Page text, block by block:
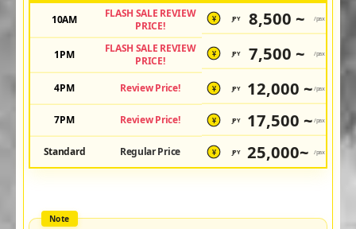
10AM
FLASH SALE REVIEW
PRICE!
¥ JPY 8,500 ~ /pax
1PM
FLASH SALE REVIEW
PRICE!
¥ JPY 7,500 ~ /pax
4PM Review Price! ¥ JPY 12,000 ~ /pax
7PM Review Price! ¥ JPY 17,500 ~ /pax
Standard Regular Price ¥ JPY 25,000~ /pax